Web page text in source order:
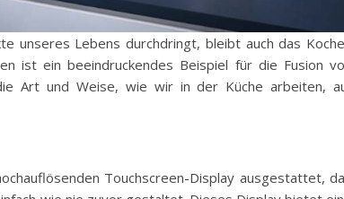
unseres Lebens durchdringt, bleibt auch das
ist ein beeindruckendes Beispiel für die Fusion
Art und Weise, wie wir in der Küche arbeiten,
Touchscreen-Display ausgestattet,